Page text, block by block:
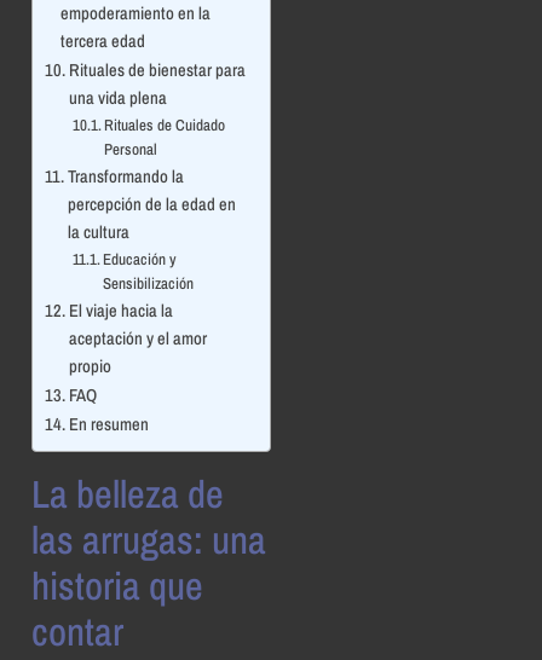
empoderamiento en la
tercera edad
Rituales de bienestar para
una vida plena
Rituales de Cuidado
Personal
Transformando la
percepción de la edad en
la cultura
Educación y
Sensibilización
El viaje hacia la
aceptación y el amor
propio
FAQ
En resumen
La belleza de
las arrugas: una
historia que
contar